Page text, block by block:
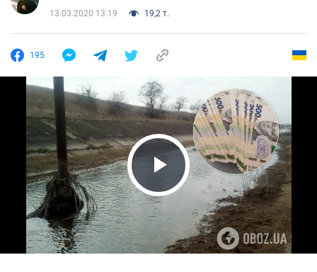
13.03.2020 13:19 19,2 т.
195
Play Video